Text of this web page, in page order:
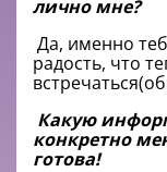
лично мне?
Да, именно
радость, что
Какую
конкретно
готова!